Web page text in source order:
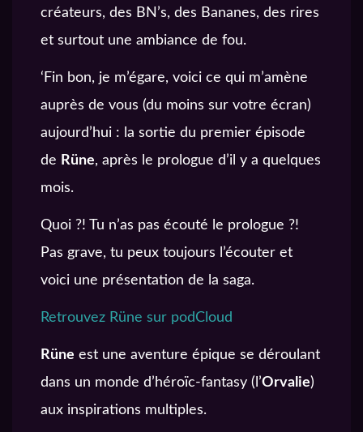
créateurs, des BN’s, des Bananes, des rires
et surtout une ambiance de fou.
‘Fin bon, je m’égare, voici ce qui m’amène
auprès de vous (du moins sur votre écran)
aujourd’hui : la sortie du premier épisode
de Rüne, après le prologue d’il y a quelques
mois.
Quoi ?! Tu n’as pas écouté le prologue ?!
Pas grave, tu peux toujours l’écouter et
voici une présentation de la saga.
Retrouvez Rüne sur podCloud
Rüne est une aventure épique se déroulant
dans un monde d’héroïc-fantasy (l’Orvalie)
aux inspirations multiples.